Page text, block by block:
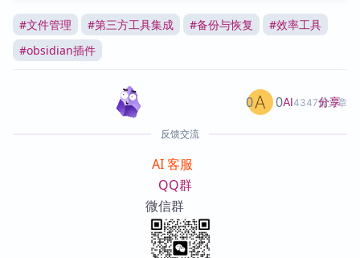
#文件管理 #第三方工具集成 #备份与恢复 #效率工具
#obsidian插件
AI4347篇文章
0 0 分享
反馈交流
AI 客服
QQ群
微信群